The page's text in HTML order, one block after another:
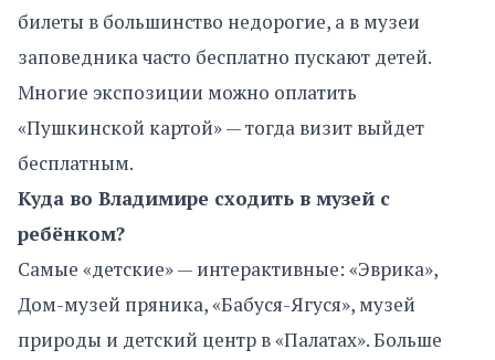
билеты в большинство недорогие, а в музеи
заповедника часто бесплатно пускают детей.
Многие экспозиции можно оплатить
«Пушкинской картой» — тогда визит выйдет
бесплатным.
Куда во Владимире сходить в музей с
ребёнком?
Самые «детские» — интерактивные: «Эврика»,
Дом-музей пряника, «Бабуся-Ягуся», музей
природы и детский центр в «Палатах». Больше